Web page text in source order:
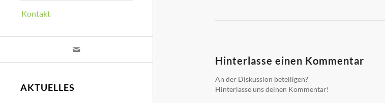
Kontakt
AKTUELLES
Hinterlasse einen Kommentar
An der Diskussion beteiligen?
Hinterlasse uns deinen Kommentar!